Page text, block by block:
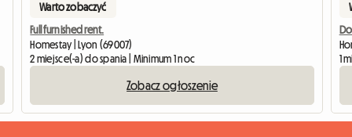
Warto zobaczyć
Full furnished rent.
Homestay | Lyon (69007)
2 miejsce(-a) do spania | Minimum 1 noc
Zobacz ogłoszenie
1